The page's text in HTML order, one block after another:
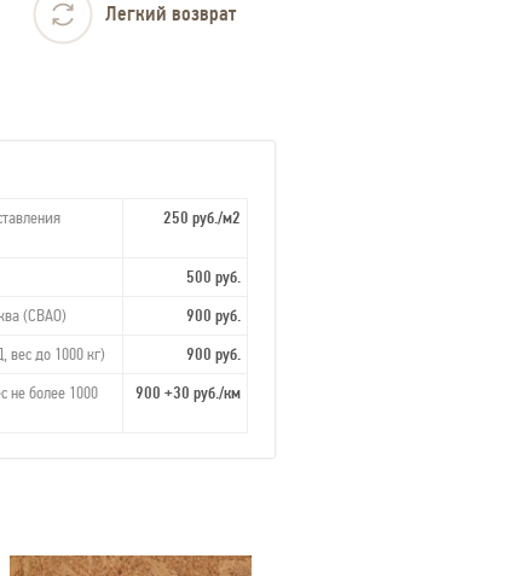
Легкий возврат
250 руб./м2
500 руб.
(СВАО)
900 руб.
вес до 1000 кг)
900 руб.
не более 1000
900 +30 руб./км